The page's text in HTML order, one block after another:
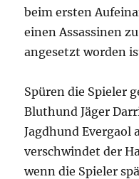
beim ersten
einen Assassinen
angesetzt worden
Spüren die Spieler
Bluthund Jäger
Jagdhund Evergaol
verschwindet der
wenn die Spieler